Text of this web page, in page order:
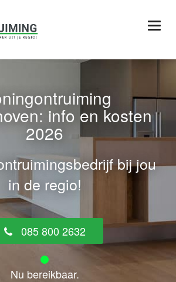
info en kosten
2026
bij jou
in de regio!
085 800 2632
Nu bereikbaar.